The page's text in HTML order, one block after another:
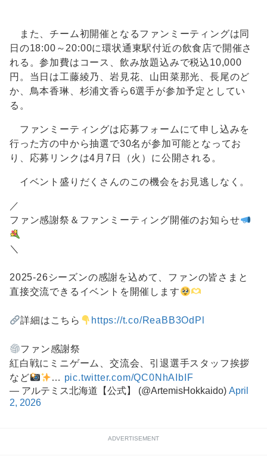
また、チーム初開催となるファンミーティングは同
日の18:00～20:00に環状通東駅付近の飲食店で開催さ
れる。参加費はコース、飲み放題込みで税込10,000
円。当日は工藤綾乃、岩見花、山田菜那光、長尾のど
か、鳥本香琳、杉浦文香ら6選手が参加予定としてい
る。
ファンミーティングは応募フォームにて申し込みを
行った方の中から抽選で30名が参加可能となってお
り、応募リンクは4月7日（火）に公開される。
イベント盛りだくさんのこの機会をお見逃しなく。
／
ファン感謝祭＆ファンミーティング開催のお知らせ
＼
2025-26シーズンの感謝を込めて、ファンの皆さまと
直接交流できるイベントを開催します
詳細はこちら https://t.co/ReaBB3OdPl
ファン感謝祭
紅白戦にミニゲーム、交流会、引退選手スタッフ挨拶
など
… pic.twitter.com/QC0NhAIbIF
— アルテミス北海道【公式】 (@ArtemisHokkaido) April
2, 2026
ADVERTISEMENT